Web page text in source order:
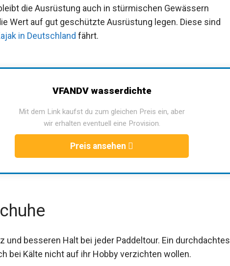
die Ausrüstung auch in stürmischen Gewässern
Wert auf gut geschützte Ausrüstung legen. Diese sind
in Deutschland fährt.
VFANDV wasserdichte
Mit dem Link kaufst du zum gleichen Preis ein, aber
wir erhalten eventuell eine Provision.
Preis ansehen
und besseren Halt bei jeder Paddeltour. Ein durchdachtes
bei Kälte nicht auf ihr Hobby verzichten wollen.